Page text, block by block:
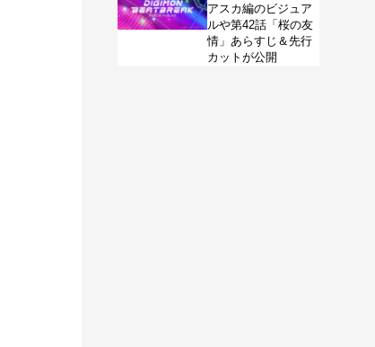
アスカ編のビジュア
ルや第42話「桜の友
情」あらすじ＆先行
カットが公開